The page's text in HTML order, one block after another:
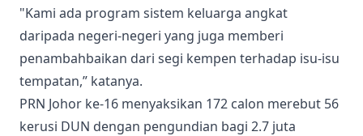
"Kami ada program sistem keluarga angkat
daripada negeri-negeri yang juga memberi
penambahbaikan dari segi kempen terhadap isu-isu
tempatan,” katanya.
PRN Johor ke-16 menyaksikan 172 calon merebut 56
kerusi DUN dengan pengundian bagi 2.7 juta